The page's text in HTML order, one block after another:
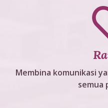
Membina komunikasi
semua